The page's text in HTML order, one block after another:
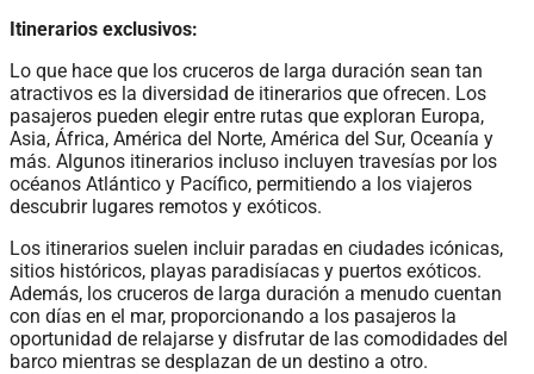
Itinerarios exclusivos:
Lo que hace que los cruceros de larga duración sean tan
atractivos es la diversidad de itinerarios que ofrecen. Los
pasajeros pueden elegir entre rutas que exploran Europa,
Asia, África, América del Norte, América del Sur, Oceanía y
más. Algunos itinerarios incluso incluyen travesías por los
océanos Atlántico y Pacífico, permitiendo a los viajeros
descubrir lugares remotos y exóticos.
Los itinerarios suelen incluir paradas en ciudades icónicas,
sitios históricos, playas paradisíacas y puertos exóticos.
Además, los cruceros de larga duración a menudo cuentan
con días en el mar, proporcionando a los pasajeros la
oportunidad de relajarse y disfrutar de las comodidades del
barco mientras se desplazan de un destino a otro.